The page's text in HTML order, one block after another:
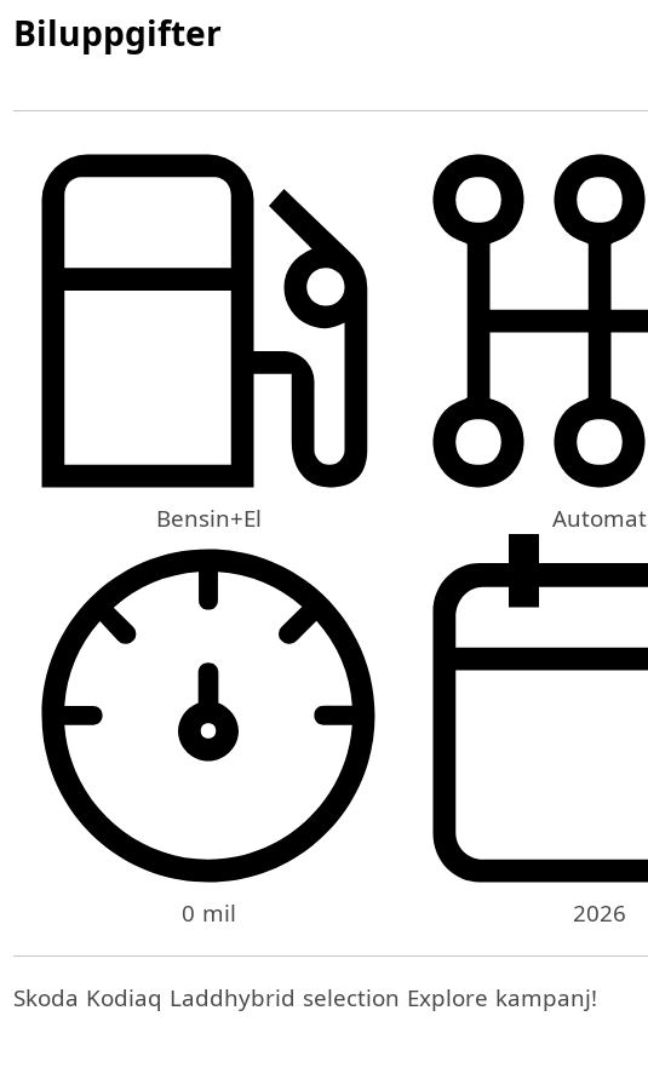
Biluppgifter
Bensin+El Automat
0 mil 2026
Skoda Kodiaq Laddhybrid selection Explore kampanj!